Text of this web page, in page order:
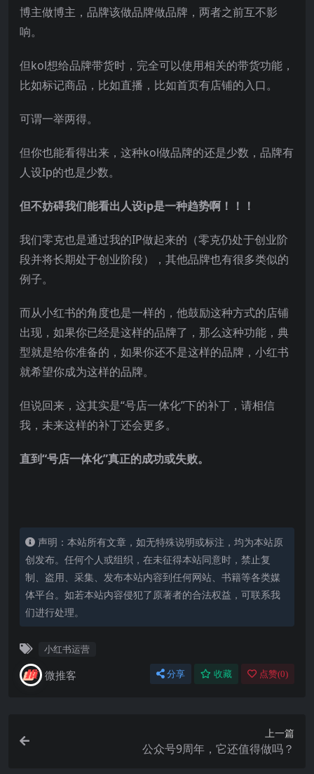
博主做博主，品牌该做品牌做品牌，两者之前互不影
响。
但kol想给品牌带货时，完全可以使用相关的带货功能，
比如标记商品，比如直播，比如首页有店铺的入口。
可谓一举两得。
但你也能看得出来，这种kol做品牌的还是少数，品牌有
人设Ip的也是少数。
但不妨碍我们能看出人设ip是一种趋势啊！！！
我们零克也是通过我的IP做起来的（零克仍处于创业阶
段并将长期处于创业阶段），其他品牌也有很多类似的
例子。
而从小红书的角度也是一样的，他鼓励这种方式的店铺
出现，如果你已经是这样的品牌了，那么这种功能，典
型就是给你准备的，如果你还不是这样的品牌，小红书
就希望你成为这样的品牌。
但说回来，这其实是“号店一体化”下的补丁，请相信
我，未来这样的补丁还会更多。
直到“号店一体化”真正的成功或失败。
声明：本站所有文章，如无特殊说明或标注，均为本站原
创发布。任何个人或组织，在未征得本站同意时，禁止复
制、盗用、采集、发布本站内容到任何网站、书籍等各类媒
体平台。如若本站内容侵犯了原著者的合法权益，可联系我
们进行处理。
小红书运营
微推客 分享 收藏 点赞(0)
上一篇
公众号9周年，它还值得做吗？